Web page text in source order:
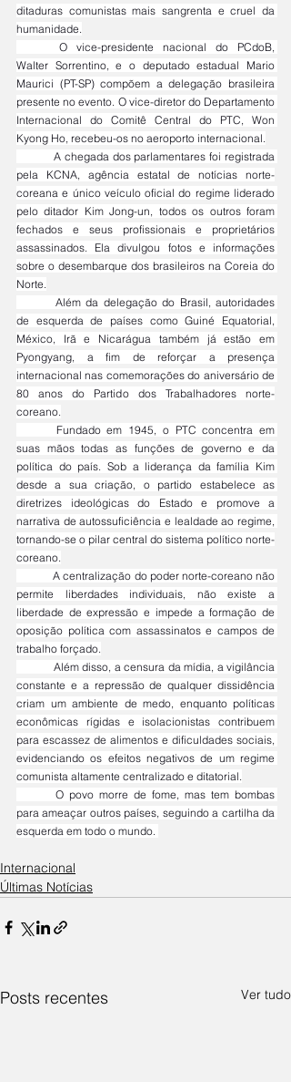
ditaduras comunistas mais sangrenta e cruel da
humanidade.
Walter Sorrentino, e o deputado estadual Mario
Maurici (PT-SP) compõem a delegação brasileira
presente no evento. O vice-diretor do Departamento
Internacional do Comitê Central do PTC, Won
Kyong Ho, recebeu-os no aeroporto internacional.
pela KCNA, agência estatal de notícias norte-
coreana e único veículo oficial do regime liderado
pelo ditador Kim Jong-un, todos os outros foram
fechados e seus profissionais e proprietários
assassinados. Ela divulgou fotos e informações
sobre o desembarque dos brasileiros na Coreia do
Norte.
de esquerda de países como Guiné Equatorial,
México, Irã e Nicarágua também já estão em
Pyongyang, a fim de reforçar a presença
internacional nas comemorações do aniversário de
80 anos do Partido dos Trabalhadores norte-
coreano.
suas mãos todas as funções de governo e da
política do país. Sob a liderança da família Kim
desde a sua criação, o partido estabelece as
diretrizes ideológicas do Estado e promove a
narrativa de autossuficiência e lealdade ao regime,
tornando-se o pilar central do sistema político norte-
coreano.
	A centralização do poder norte-coreano não
permite liberdades individuais, não existe a
liberdade de expressão e impede a formação de
oposição política com assassinatos e campos de
trabalho forçado.
constante e a repressão de qualquer dissidência
criam um ambiente de medo, enquanto políticas
econômicas rígidas e isolacionistas contribuem
para escassez de alimentos e dificuldades sociais,
evidenciando os efeitos negativos de um regime
comunista altamente centralizado e ditatorial.
para ameaçar outros países, seguindo a cartilha da
esquerda em todo o mundo.
Internacional
Últimas Notícias
Posts recentes Ver tudo